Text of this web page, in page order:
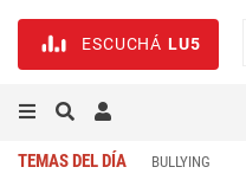
ESCUCHÁ LU5
TEMAS DEL DÍA BULLYING